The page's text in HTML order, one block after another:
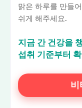
맑은 하루를 만들
쉬게 해주세요.
지금 간 건강을
섭취 기준부터
비